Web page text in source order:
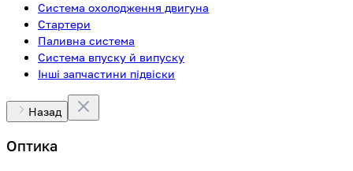
Система охолодження двигуна
Стартери
Паливна система
Система впуску й випуску
Інші запчастини підвіски
Назад
Оптика